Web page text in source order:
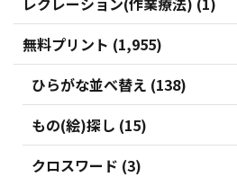
無料プリント (1,955)
ひらがな並べ替え (138)
もの(絵)探し (15)
クロスワード (3)